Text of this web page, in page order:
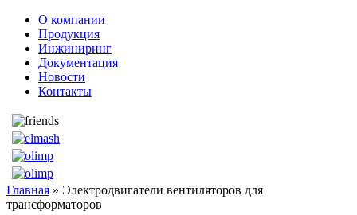
О компании
Продукция
Инжиниринг
Документация
Новости
Контакты
Главная » Электродвигатели вентиляторов для
трансформаторов